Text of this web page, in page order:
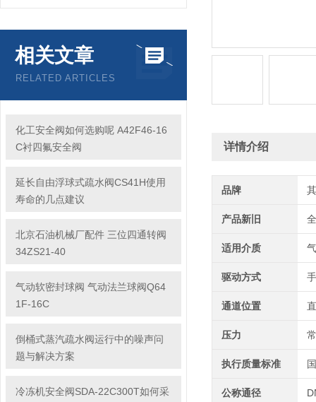
相关文章
RELATED ARTICLES
化工安全阀如何选购呢 A42F46-16
C衬四氟安全阀
延长自由浮球式疏水阀CS41H使用
寿命的几点建议
北京石油机械厂配件 三位四通转阀
34ZS21-40
气动软密封球阀 气动法兰球阀Q64
1F-16C
倒桶式蒸汽疏水阀运行中的噪声问
题与解决方案
冷冻机安全阀SDA-22C300T如何采
详情介绍
品牌
产品新旧
适用介质
驱动方式
通道位置
压力
执行质量标准
公称通径